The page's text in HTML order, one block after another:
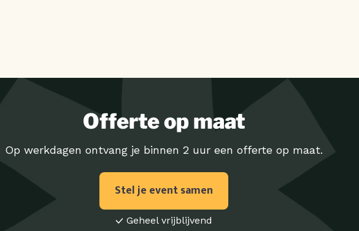
Offerte op maat
Op werkdagen ontvang je binnen 2 uur een offerte op maat.
Stel je event samen
Geheel vrijblijvend